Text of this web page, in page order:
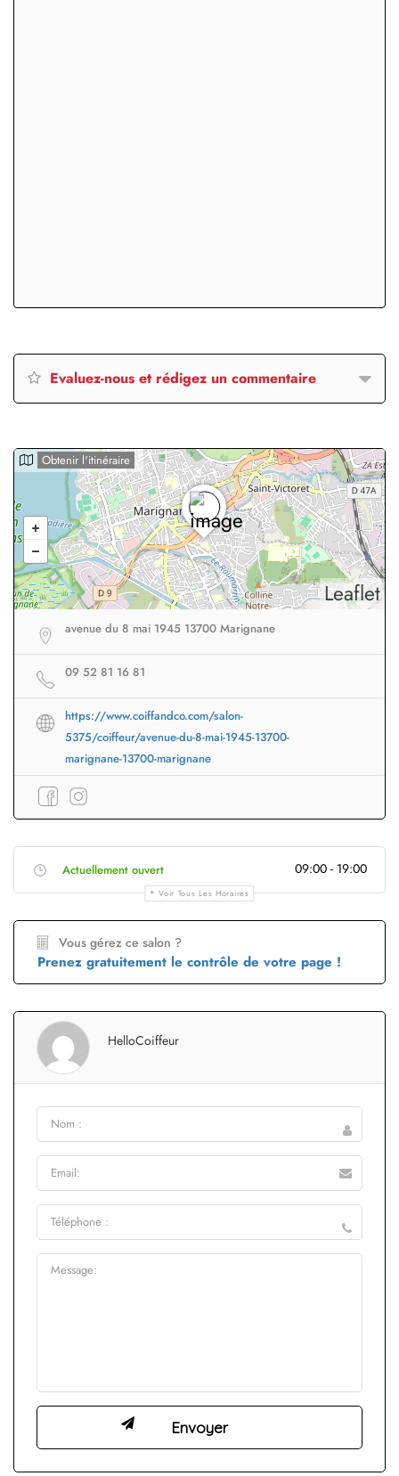
Evaluez-nous et rédigez un commentaire
Leaflet
Obtenir l'itinéraire
avenue du 8 mai 1945 13700 Marignane
09 52 81 16 81
https://www.coiffandco.com/salon-
5375/coiffeur/avenue-du-8-mai-1945-13700-
marignane-13700-marignane
Actuellement ouvert 09:00 - 19:00
Voir Tous Les Horaires
Vous gérez ce salon ?
Prenez gratuitement le contrôle de votre page !
HelloCoiffeur